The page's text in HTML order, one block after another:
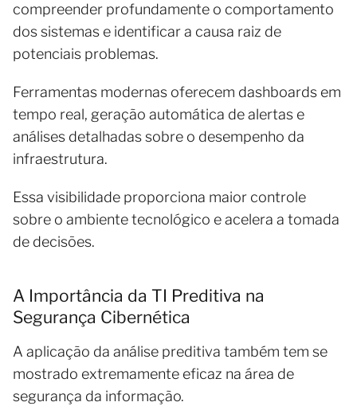
compreender profundamente o comportamento
dos sistemas e identificar a causa raiz de
potenciais problemas.
Ferramentas modernas oferecem dashboards em
tempo real, geração automática de alertas e
análises detalhadas sobre o desempenho da
infraestrutura.
Essa visibilidade proporciona maior controle
sobre o ambiente tecnológico e acelera a tomada
de decisões.
A Importância da TI Preditiva na
Segurança Cibernética
A aplicação da análise preditiva também tem se
mostrado extremamente eficaz na área de
segurança da informação.